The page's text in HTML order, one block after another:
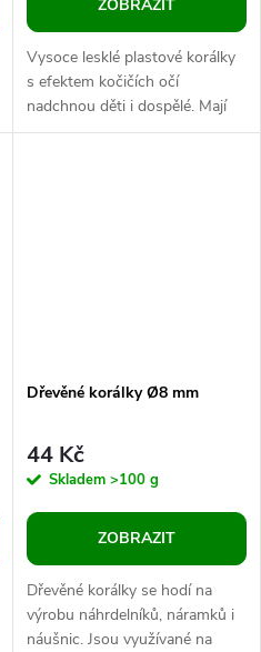
ZOBRAZIT
Vysoce lesklé plastové korálky
s efektem kočičích očí
nadchnou děti i dospělé. Mají
velký průvlek, barvy jsou syté.
Dřevěné korálky Ø8 mm
44 Kč
Skladem >100 g
ZOBRAZIT
Dřevěné korálky se hodí na
výrobu náhrdelníků, náramků i
náušnic. Jsou využívané na